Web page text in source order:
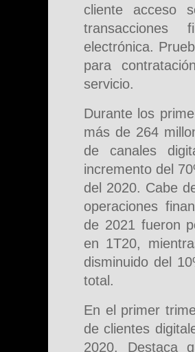
cliente acceso
transacciones
electrónica.
para
servicio.
Durante los
más de 264
de canales
incremento del
del 2020. Cabe
operaciones
de 2021 fueron
en 1T20,
disminuido del
total.
En el primer
de clientes
2020. Destaca